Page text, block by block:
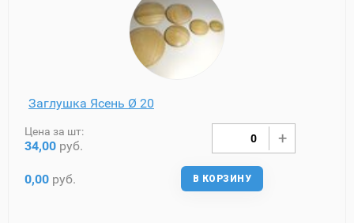
Заглушка Ясень Ø 20
Цена за шт:
34,00 руб.
0,00 руб. В КОРЗИНУ